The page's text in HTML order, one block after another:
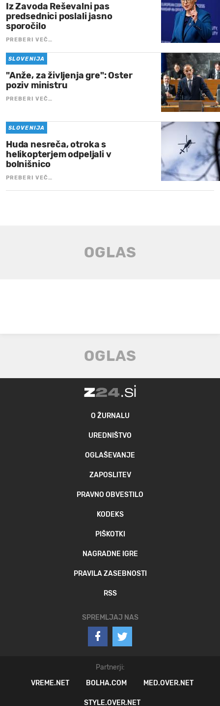
Iz Zavoda Reševalni pas
predsednici poslali jasno
sporočilo
PREBERI VEČ…
SLOVENIJA
"Anže, za življenja gre": Oster
poziv ministru
PREBERI VEČ…
SLOVENIJA
Huda nesreča, otroka s
helikopterjem odpeljali v
bolnišnico
PREBERI VEČ…
O ŽURNALU
UREDNIŠTVO
OGLAŠEVANJE
ZAPOSLITEV
PRAVNO OBVESTILO
KODEKS
PIŠKOTKI
NAGRADNE IGRE
PRAVILA ZASEBNOSTI
RSS
SPREMLJAJ NAS
Partnerji:
VREME.NET
BOLHA.COM MED.OVER.NET
STYLE.OVER.NET